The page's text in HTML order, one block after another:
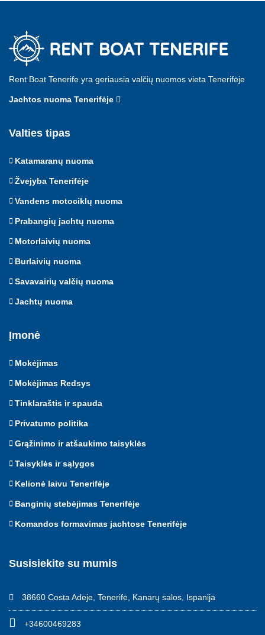
Rent Boat Tenerife yra geriausia valčių nuomos vieta Tenerifėje
Jachtos nuoma Tenerifėje
Valties tipas
Katamaranų nuoma
Žvejyba Tenerifėje
Vandens motociklų nuoma
Prabangių jachtų nuoma
Motorlaivių nuoma
Burlaivių nuoma
Savavairių valčių nuoma
Jachtų nuoma
Įmonė
Mokėjimas
Mokėjimas Redsys
Tinklaraštis ir spauda
Privatumo politika
Grąžinimo ir atšaukimo taisyklės
Taisyklės ir sąlygos
Kelionė laivu Tenerifėje
Banginių stebėjimas Tenerifėje
Komandos formavimas jachtose Tenerifėje
Susisiekite su mumis
38660 Costa Adeje, Tenerifė, Kanarų salos, Ispanija
+34600469283